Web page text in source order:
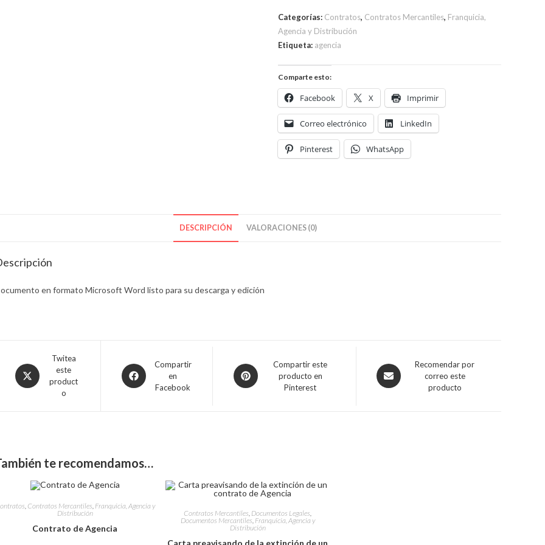
Agencia
cantidad
Categorías: Contratos, Contratos Mercantiles, Franquicia,
Agencia y Distribución
Etiqueta: agencia
Comparte esto:
Facebook X Imprimir
Correo electrónico LinkedIn
Pinterest WhatsApp
DESCRIPCIÓN VALORACIONES (0)
en formato Microsoft Word listo para su descarga y edición
in
a
Twitea
este
product
o
Opens
in
Compartir
en
Facebook
Opens
in
Compartir este
producto en
Pinterest
Opens
in
Recomendar por
correo este
producto
te recomendamos…
, Contratos Mercantiles, Franquicia, Agencia y
Distribución
Contrato de Agencia
Contratos Mercantiles, Documentos Legales,
Documentos Mercantiles, Franquicia, Agencia y
Distribución
Carta preavisando de la extinción de un